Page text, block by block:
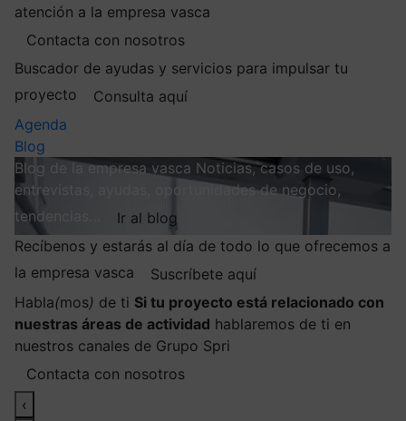
atención a la empresa vasca
Contacta con nosotros
Buscador de ayudas y servicios para impulsar tu
proyecto
Consulta aquí
Agenda
Blog
Blog de la empresa vasca Noticias, casos de uso,
entrevistas, ayudas, oportunidades de negocio,
tendencias…
Ir al blog
Recíbenos y estarás al día de todo lo que ofrecemos a
la empresa vasca
Suscríbete aquí
Habla(mos) de ti Si tu proyecto está relacionado con
nuestras áreas de actividad hablaremos de ti en
nuestros canales de Grupo Spri
Contacta con nosotros
‹